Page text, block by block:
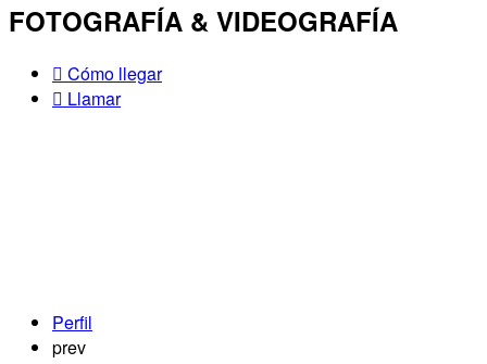
FOTOGRAFÍA & VIDEOGRAFÍA
Cómo llegar
Llamar
Perfil
prev